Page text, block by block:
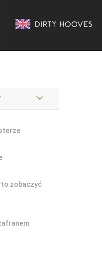
zobaczyć